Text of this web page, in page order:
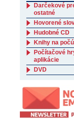
Darčekové
ostatné
Hovorené
Hudobné CD
Knihy na
Počítačové
aplikácie
DVD